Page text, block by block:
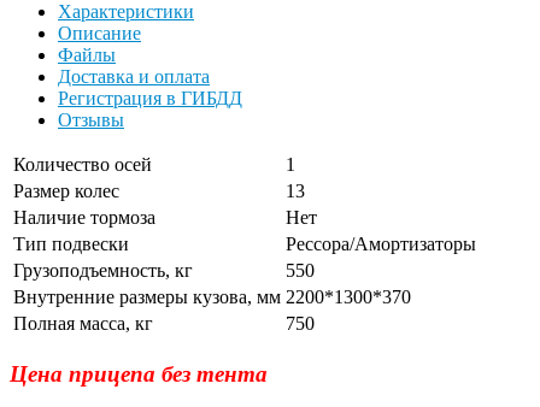
Характеристики
Описание
Файлы
Доставка и оплата
Регистрация в ГИБДД
Отзывы
Количество осей
1
Размер колес
13
Наличие тормоза
Нет
Тип подвески
Рессора/Амортизаторы
Грузоподъемность, кг
550
Внутренние размеры кузова, мм 2200*1300*370
Полная масса, кг
750
Цена прицепа без тента